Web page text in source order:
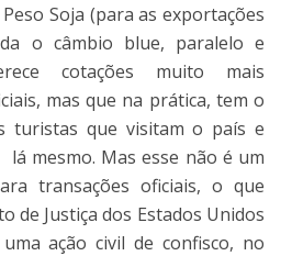
Soja (para as exportações
o câmbio blue, paralelo e
cotações muito mais
mas que na prática, tem o
turistas que visitam o país e
mesmo. Mas esse não é um
transações oficiais, o que
de Justiça dos Estados Unidos
ação civil de confisco, no